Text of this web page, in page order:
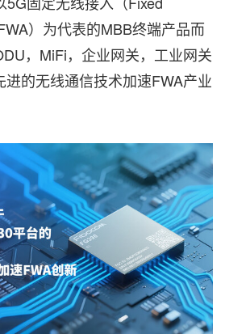
）为代表的MBB终端产品而
，MiFi，企业网关，工业网关
的无线通信技术加速FWA产业